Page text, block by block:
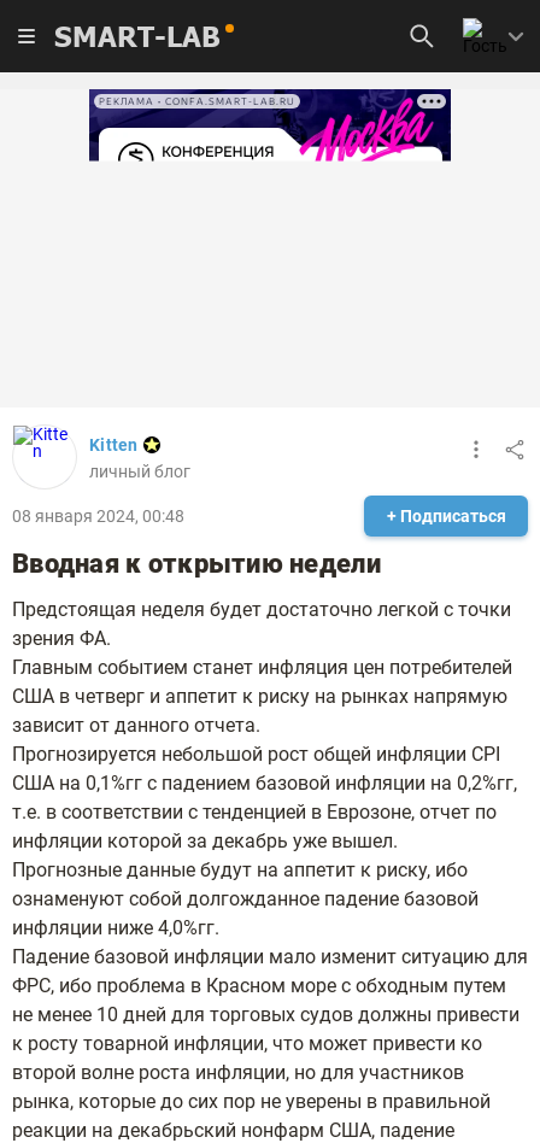
SMART-LAB
РЕКЛАМА • CONFA.SMART-LAB.RU
Kitten
личный блог
08 января 2024, 00:48 + Подписаться
Вводная к открытию недели
Предстоящая неделя будет достаточно легкой с точки
зрения ФА.
Главным событием станет инфляция цен потребителей
США в четверг и аппетит к риску на рынках напрямую
зависит от данного отчета.
Прогнозируется небольшой рост общей инфляции CPI
США на 0,1%гг с падением базовой инфляции на 0,2%гг,
т.е. в соответствии с тенденцией в Еврозоне, отчет по
инфляции которой за декабрь уже вышел.
Прогнозные данные будут на аппетит к риску, ибо
ознаменуют собой долгожданное падение базовой
инфляции ниже 4,0%гг.
Падение базовой инфляции мало изменит ситуацию для
ФРС, ибо проблема в Красном море с обходным путем
не менее 10 дней для торговых судов должны привести
к росту товарной инфляции, что может привести ко
второй волне роста инфляции, но для участников
рынка, которые до сих пор не уверены в правильной
реакции на декабрьский нонфарм США, падение